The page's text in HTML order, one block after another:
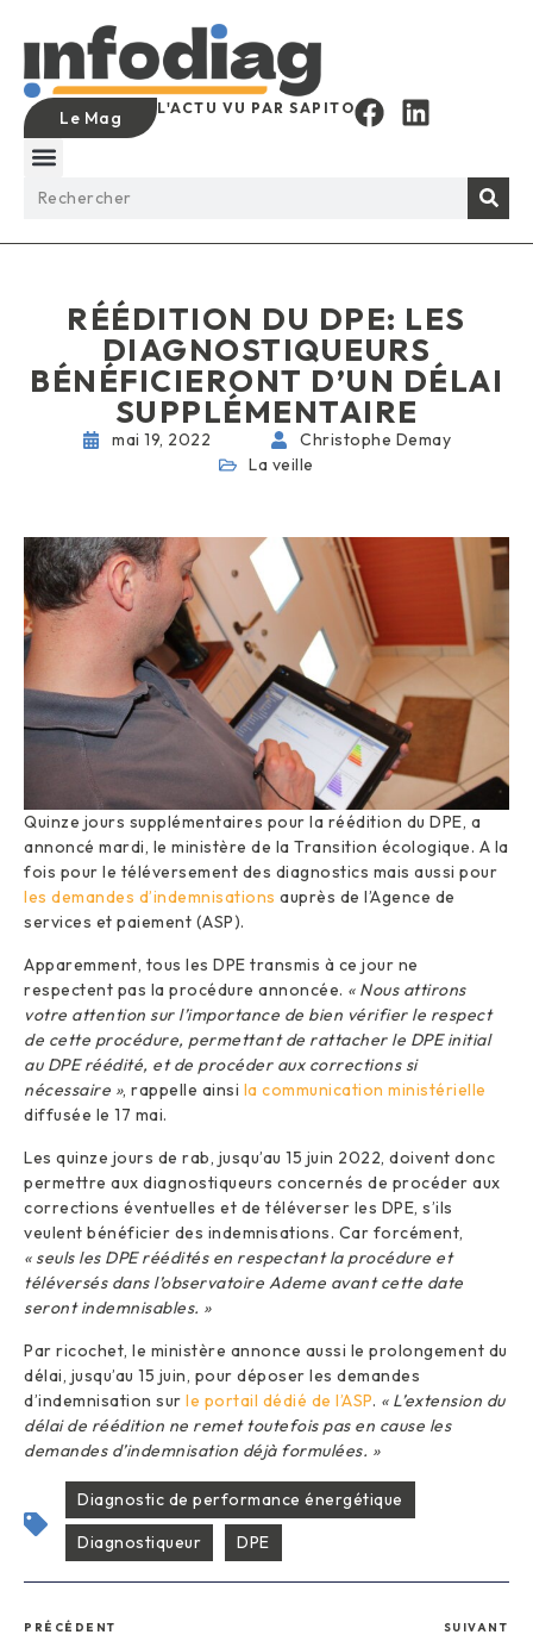
Le Mag L'ACTU VU PAR SAPITO
RÉÉDITION DU DPE: LES
DIAGNOSTIQUEURS
BÉNÉFICIERONT D’UN DÉLAI
SUPPLÉMENTAIRE
mai 19, 2022
Christophe Demay
La veille
Quinze jours supplémentaires pour la réédition du DPE, a
annoncé mardi, le ministère de la Transition écologique. A la
fois pour le téléversement des diagnostics mais aussi pour
les demandes d’indemnisations auprès de l’Agence de
services et paiement (ASP).
Apparemment, tous les DPE transmis à ce jour ne
respectent pas la procédure annoncée. « Nous attirons
votre attention sur l’importance de bien vérifier le respect
de cette procédure, permettant de rattacher le DPE initial
au DPE réédité, et de procéder aux corrections si
nécessaire », rappelle ainsi la communication ministérielle
diffusée le 17 mai.
Les quinze jours de rab, jusqu’au 15 juin 2022, doivent donc
permettre aux diagnostiqueurs concernés de procéder aux
corrections éventuelles et de téléverser les DPE, s’ils
veulent bénéficier des indemnisations. Car forcément,
« seuls les DPE réédités en respectant la procédure et
téléversés dans l’observatoire Ademe avant cette date
seront indemnisables. »
Par ricochet, le ministère annonce aussi le prolongement du
délai, jusqu’au 15 juin, pour déposer les demandes
d’indemnisation sur le portail dédié de l’ASP. « L’extension du
délai de réédition ne remet toutefois pas en cause les
demandes d’indemnisation déjà formulées. »
Diagnostic de performance énergétique
Diagnostiqueur
DPE
PRÉCÉDENT SUIVANT